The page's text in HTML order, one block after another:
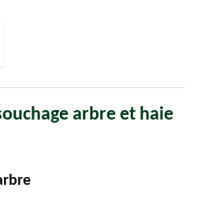
arbre et haie